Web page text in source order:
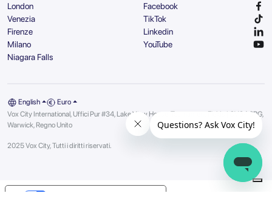
London
Venezia
Firenze
Milano
Niagara Falls
Facebook
TikTok
Linkedin
YouTube
English
Euro
Vox City International, Uffici Pur #34, Lake View House, Tournament Fields | CV34 6RG,
Warwick, Regno Unito
2025 Vox City, Tutti i diritti riservati.